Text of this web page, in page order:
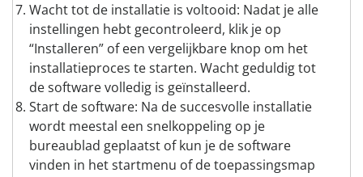
Wacht tot de installatie is voltooid: Nadat je alle
instellingen hebt gecontroleerd, klik je op
“Installeren” of een vergelijkbare knop om het
installatieproces te starten. Wacht geduldig tot
de software volledig is geïnstalleerd.
Start de software: Na de succesvolle installatie
wordt meestal een snelkoppeling op je
bureaublad geplaatst of kun je de software
vinden in het startmenu of de toepassingsmap